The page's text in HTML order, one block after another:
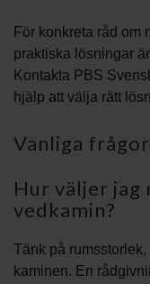
För konkreta råd om
praktiska lösningar
Kontakta PBS
hjälp att välja rätt
Vanliga frågor
Hur väljer
vedkamin?
Tänk på
kaminen. En